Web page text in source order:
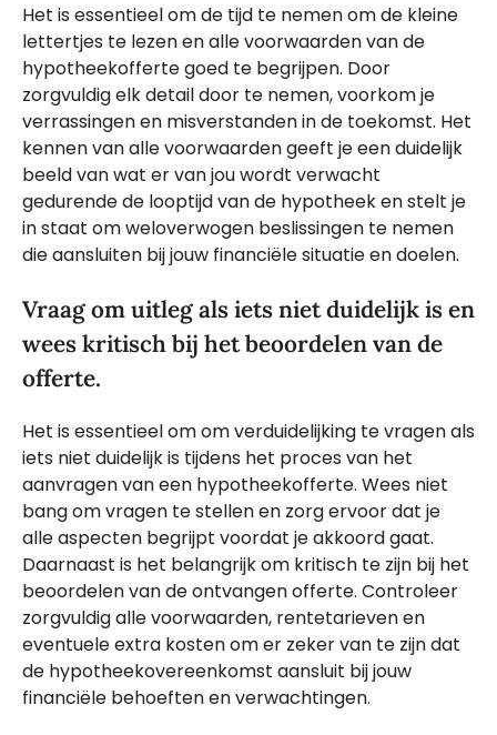
Het is essentieel om de tijd te nemen om de kleine
lettertjes te lezen en alle voorwaarden van de
hypotheekofferte goed te begrijpen. Door
zorgvuldig elk detail door te nemen, voorkom je
verrassingen en misverstanden in de toekomst. Het
kennen van alle voorwaarden geeft je een duidelijk
beeld van wat er van jou wordt verwacht
gedurende de looptijd van de hypotheek en stelt je
in staat om weloverwogen beslissingen te nemen
die aansluiten bij jouw financiële situatie en doelen.
Vraag om uitleg als iets niet duidelijk is en
wees kritisch bij het beoordelen van de
offerte.
Het is essentieel om om verduidelijking te vragen als
iets niet duidelijk is tijdens het proces van het
aanvragen van een hypotheekofferte. Wees niet
bang om vragen te stellen en zorg ervoor dat je
alle aspecten begrijpt voordat je akkoord gaat.
Daarnaast is het belangrijk om kritisch te zijn bij het
beoordelen van de ontvangen offerte. Controleer
zorgvuldig alle voorwaarden, rentetarieven en
eventuele extra kosten om er zeker van te zijn dat
de hypotheekovereenkomst aansluit bij jouw
financiële behoeften en verwachtingen.